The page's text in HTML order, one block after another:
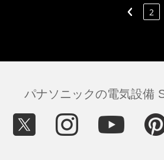
2
パナソニックの電気設備